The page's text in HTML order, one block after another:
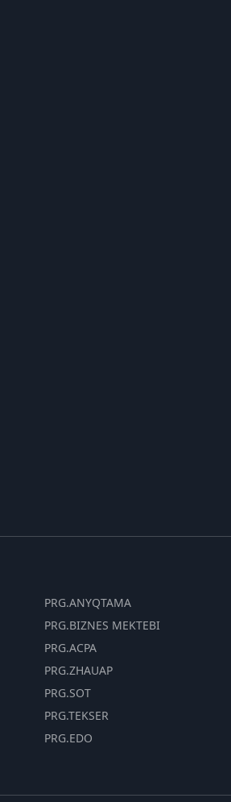
PRG.ANYQTAMA
PRG.BIZNES MEKTEBI
PRG.ACPA
PRG.ZHAUAP
PRG.SOT
PRG.TEKSER
PRG.EDO